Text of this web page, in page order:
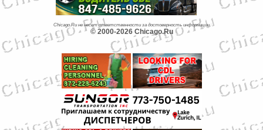
Chicago.Ru не несет ответственности за достоверность информации
© 2000-2026 Chicago.Ru